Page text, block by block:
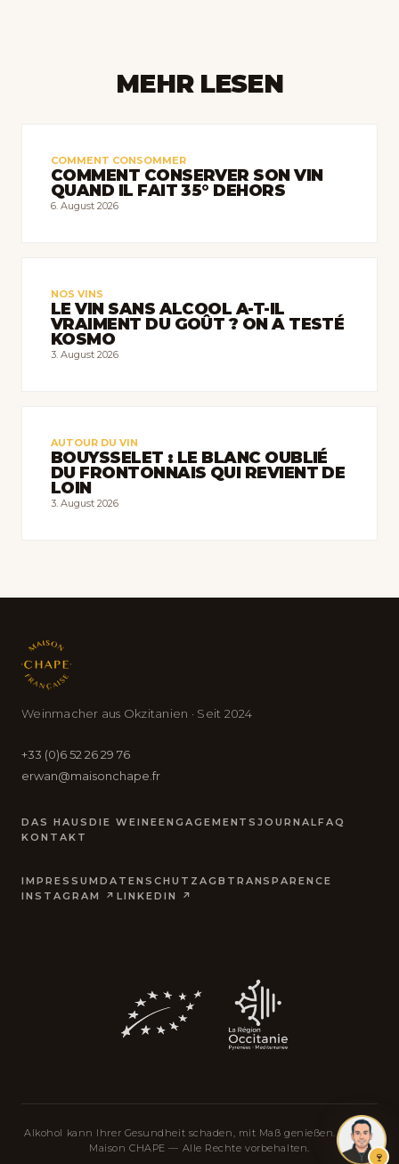
MEHR LESEN
COMMENT CONSOMMER
COMMENT CONSERVER SON VIN
QUAND IL FAIT 35° DEHORS
6. August 2026
NOS VINS
LE VIN SANS ALCOOL A-T-IL
VRAIMENT DU GOÛT ? ON A TESTÉ
KOSMO
3. August 2026
AUTOUR DU VIN
BOUYSSELET : LE BLANC OUBLIÉ
DU FRONTONNAIS QUI REVIENT DE
LOIN
3. August 2026
Weinmacher aus Okzitanien · Seit 2024
+33 (0)6 52 26 29 76
erwan@maisonchape.fr
DAS HAUS DIE WEINEENGAGEMENTSJOURNALFAQ
KONTAKT
IMPRESSUM DATENSCHUTZ AGB TRANSPARENCE
INSTAGRAM ↗ LINKEDIN ↗
Alkohol kann Ihrer Gesundheit schaden, mit Maß genießen. © 2026
Maison CHAPE — Alle Rechte vorbehalten.
🍷